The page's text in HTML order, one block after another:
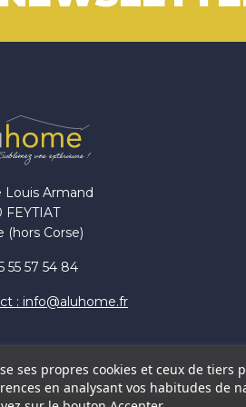
Louis Armand
FEYTIAT
(hors Corse)
55 57 54 84
: info@aluhome.fr
ses propres cookies et ceux de
en analysant vos habitudes de